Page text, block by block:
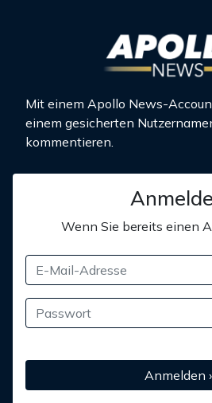
Mit einem Apollo News-
einem gesicherten
kommentieren.
Wenn Sie bereits einen
Anmelden ›